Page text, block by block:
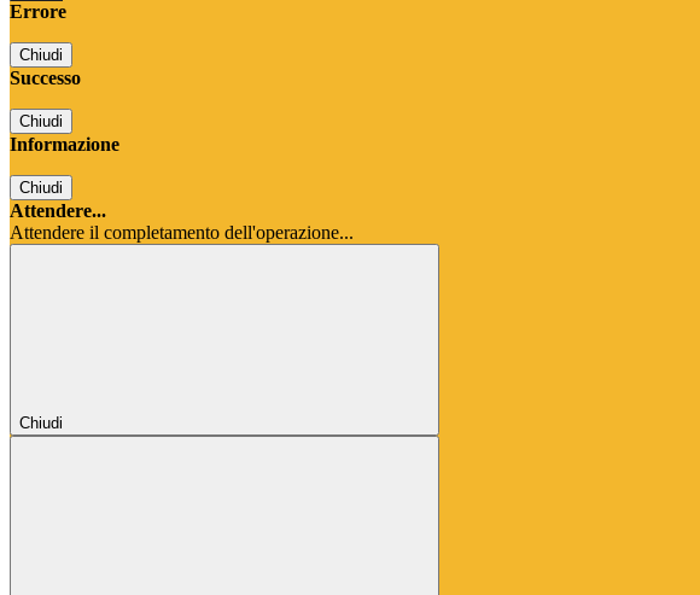
Errore
Chiudi
Successo
Chiudi
Informazione
Chiudi
Attendere...
Attendere il completamento dell'operazione...
Chiudi